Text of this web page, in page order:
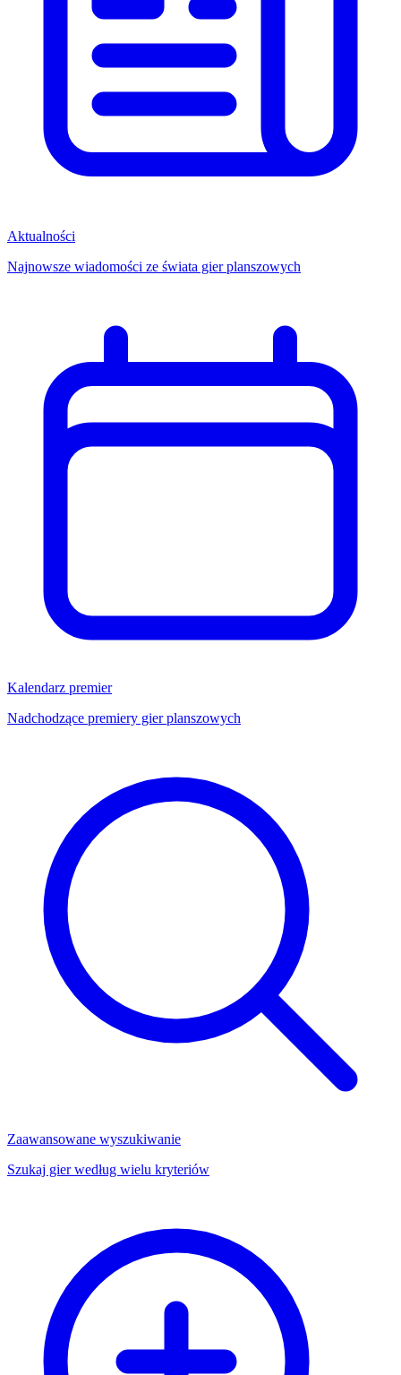
Aktualności
Najnowsze wiadomości ze świata gier planszowych
Kalendarz premier
Nadchodzące premiery gier planszowych
Zaawansowane wyszukiwanie
Szukaj gier według wielu kryteriów